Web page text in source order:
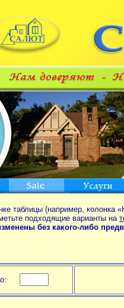
таблицы (например,
подходящие варианты на
без какого-либо